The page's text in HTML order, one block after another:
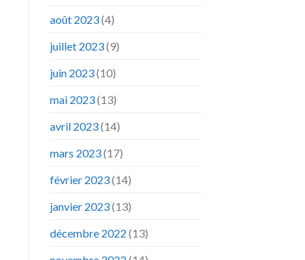
août 2023(4)
juillet 2023(9)
juin 2023(10)
mai 2023(13)
avril 2023(14)
mars 2023(17)
février 2023(14)
janvier 2023(13)
décembre 2022 (13)